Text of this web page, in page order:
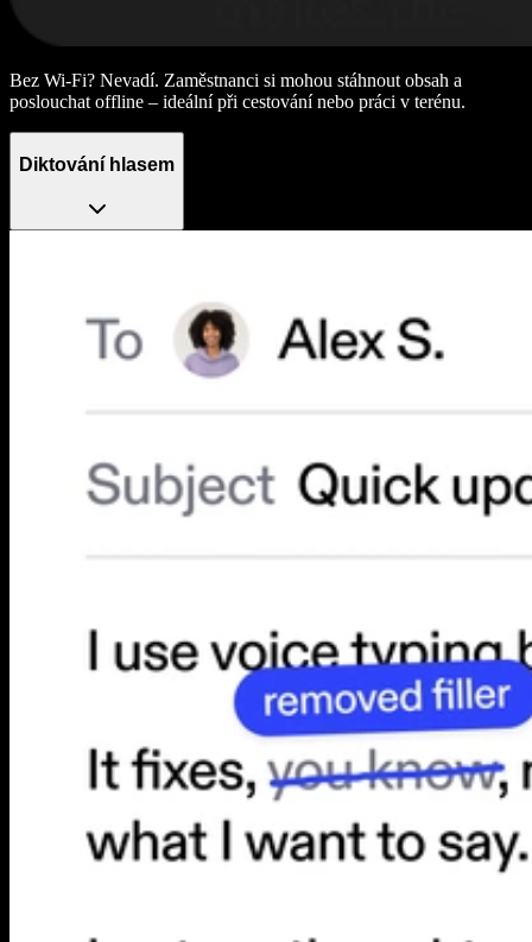
Bez Wi-Fi? Nevadí. Zaměstnanci si mohou stáhnout obsah a
poslouchat offline – ideální při cestování nebo práci v terénu.
Diktování hlasem